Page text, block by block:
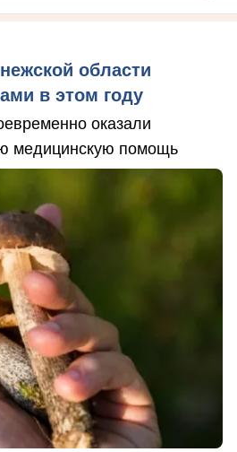
области
в этом году
оказали
медицинскую помощь